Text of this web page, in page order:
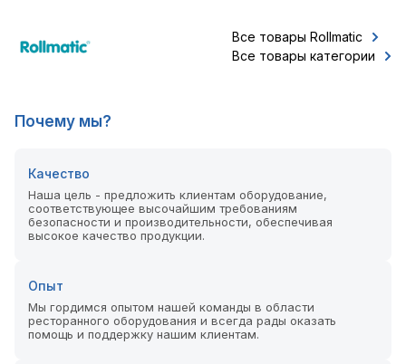
Все товары Rollmatic
Все товары категории
Почему мы?
Качество
Наша цель - предложить клиентам оборудование,
соответствующее высочайшим требованиям
безопасности и производительности, обеспечивая
высокое качество продукции.
Опыт
Мы гордимся опытом нашей команды в области
ресторанного оборудования и всегда рады оказать
помощь и поддержку нашим клиентам.